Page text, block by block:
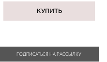
КУПИТЬ
ПОДПИСАТЬСЯ НА РАССЫЛКУ
Топ на бретелях в рубчик
CAMI TOP RIB white